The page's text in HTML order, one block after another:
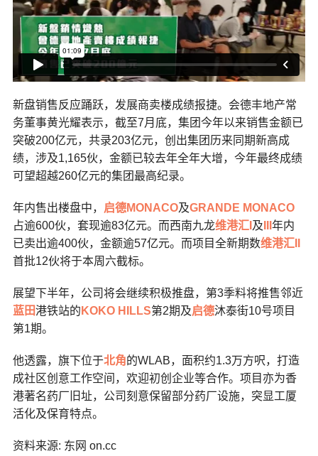
新盘销售反应踊跃，发展商卖楼成绩报捷。会德丰地产常
务董事黄光耀表示，截至7月底，集团今年以来销售金额已
突破200亿元，共录203亿元，创出集团历来同期新高成
绩，涉及1,165伙，金额已较去年全年大增，今年最终成绩
可望超越260亿元的集团最高纪录。
年内售出楼盘中， 启德MONACO及GRANDE MONACO
占逾600伙，套现逾83亿元。而西南九龙维港汇I 及
年内
已卖出逾400伙，金额逾57亿元。而项目全新期数维港汇II
首批12伙将于本周六截标。
展望下半年，公司将会继续积极推盘，第3季料将推售邻近
蓝田港铁站的 KOKO HILLS第2期及启德沐泰街10号项目
第1期。
他透露，旗下位于北角的WLAB，面积约1.3万方呎，打造
成社区创意工作空间，欢迎初创企业等合作。项目亦为香
港著名药厂旧址，公司刻意保留部分药厂设施，突显工厦
活化及保育特点。
资料来源: 东网 on.cc